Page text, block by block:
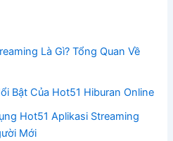
Là Gì? Tổng Quan Về
Bật Của Hot51 Hiburan Online
Hot51 Aplikasi Streaming
Mới